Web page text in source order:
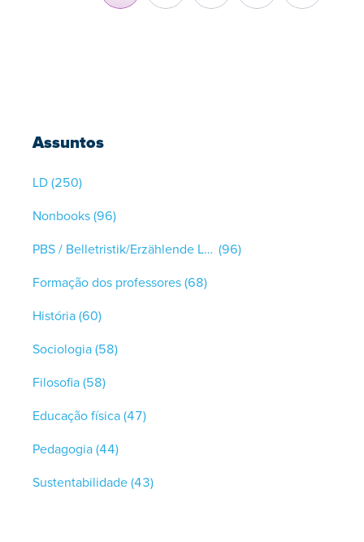
Assuntos
LD(250)
Nonbooks(96)
PBS / Belletristik/Erzählende Literatur (96)
Formação dos professores(68)
História(60)
Sociologia(58)
Filosofia(58)
Educação física(47)
Pedagogia(44)
Sustentabilidade(43)